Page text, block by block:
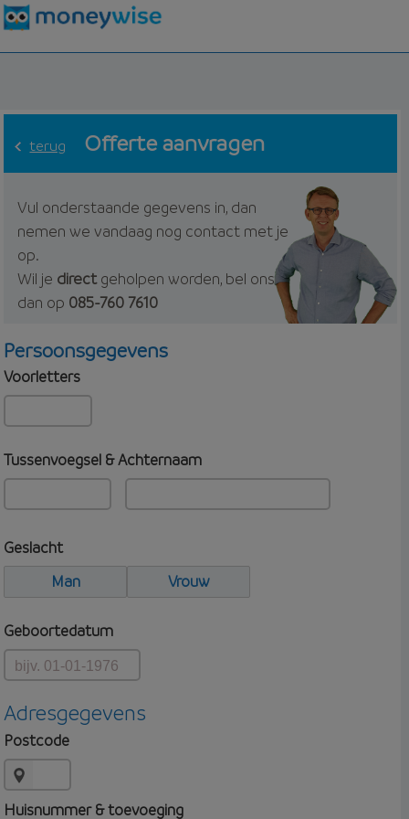
terug Offerte aanvragen
Vul onderstaande gegevens in, dan
nemen we vandaag nog contact met je
op.
Wil je directgeholpen worden, bel ons
dan op 085-760 7610
Persoonsgegevens
Voorletters
Tussenvoegsel & Achternaam
Geslacht
Man
Vrouw
Geboortedatum
Adresgegevens
Postcode
Huisnummer & toevoeging